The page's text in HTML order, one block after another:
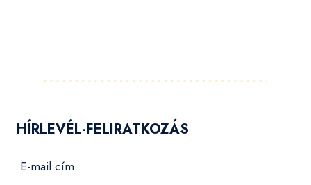
HÍRLEVÉL-FELIRATKOZÁS
E-mail cím